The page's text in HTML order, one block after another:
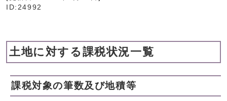
ID:24992
土地に対する課税状況一覧
課税対象の筆数及び地積等